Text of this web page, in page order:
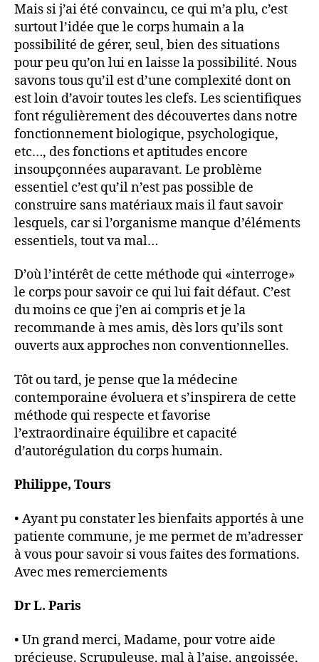
Mais si j’ai été convaincu, ce qui m’a plu, c’est
surtout l’idée que le corps humain a la
possibilité de gérer, seul, bien des situations
pour peu qu’on lui en laisse la possibilité. Nous
savons tous qu’il est d’une complexité dont on
est loin d’avoir toutes les clefs. Les scientifiques
font régulièrement des découvertes dans notre
fonctionnement biologique, psychologique,
etc…, des fonctions et aptitudes encore
insoupçonnées auparavant. Le problème
essentiel c’est qu’il n’est pas possible de
construire sans matériaux mais il faut savoir
lesquels, car si l’organisme manque d’éléments
essentiels, tout va mal…
D’où l’intérêt de cette méthode qui «interroge»
le corps pour savoir ce qui lui fait défaut. C’est
du moins ce que j’en ai compris et je la
recommande à mes amis, dès lors qu’ils sont
ouverts aux approches non conventionnelles.
Tôt ou tard, je pense que la médecine
contemporaine évoluera et s’inspirera de cette
méthode qui respecte et favorise
l’extraordinaire équilibre et capacité
d’autorégulation du corps humain.
Philippe, Tours
• Ayant pu constater les bienfaits apportés à une
patiente commune, je me permet de m’adresser
à vous pour savoir si vous faites des formations.
Avec mes remerciements
Dr L. Paris
• Un grand merci, Madame, pour votre aide
précieuse. Scrupuleuse, mal à l’aise, angoissée,